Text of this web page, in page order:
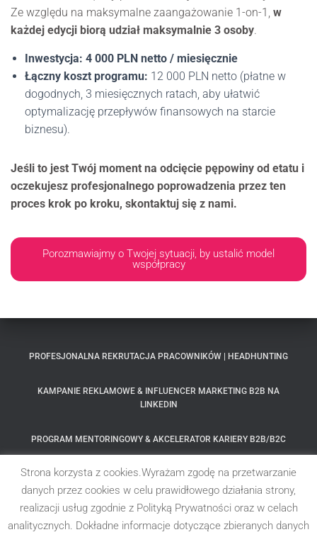
Ze względu na maksymalne zaangażowanie 1-on-1, w
każdej edycji biorą udział maksymalnie 3 osoby.
Inwestycja: 4 000 PLN netto / miesięcznie
Łączny koszt programu: 12 000 PLN netto (płatne w
dogodnych, 3 miesięcznych ratach, aby ułatwić
optymalizację przepływów finansowych na starcie
biznesu).
Jeśli to jest Twój moment na odcięcie pępowiny od etatu i
oczekujesz profesjonalnego poprowadzenia przez ten
proces krok po kroku, skontaktuj się z nami.
Porozmawiajmy o Twojej sytuacji, by ustalić model
współpracy
PROFESJONALNA REKRUTACJA PRACOWNIKÓW | HEADHUNTING
KAMPANIE REKLAMOWE & INFLUENCER MARKETING B2B NA
LINKEDIN
PROGRAM MENTORINGOWY & AKCELERATOR KARIERY B2B/B2C
MOC WOLNOŚCI – PROGRAM MENTORSKI
SZKOLENIA SPRZEDAŻOWE B2B & OPTYMALIZACJA PROCESÓW
HANDLOWYCH
Strona korzysta z cookies.Wyrażam zgodę na przetwarzanie
danych przez cookies w celu prawidłowego działania strony,
realizacji usług zgodnie z Polityką Prywatności oraz w celach
analitycznych. Dokładne informacje dotyczące zbieranych danych